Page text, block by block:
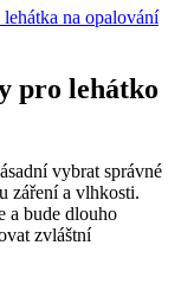
na opalování
pro lehátko
vybrat správné
záření a vlhkosti.
a bude dlouho
zvláštní